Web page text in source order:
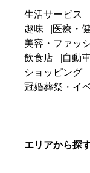
生活サービス
趣味
医療・
美容・ファッ
飲食店
自動
ショッピング
冠婚葬祭・イ
エリアから探